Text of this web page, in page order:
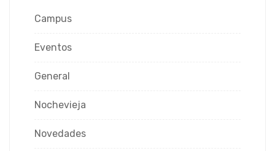
Campus
Eventos
General
Nochevieja
Novedades